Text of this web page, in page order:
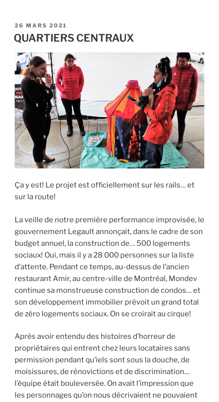
PUBLIÉ
LE
26 MARS 2021
QUARTIERS CENTRAUX
Ça y est! Le projet est officiellement sur les rails… et
sur la route!
La veille de notre première performance improvisée, le
gouvernement Legault annonçait, dans le cadre de son
budget annuel, la construction de… 500 logements
sociaux! Oui, mais il y a 28 000 personnes sur la liste
d’attente. Pendant ce temps, au-dessus de l’ancien
restaurant Amir, au centre-ville de Montréal, Mondev
continue sa monstrueuse construction de condos… et
son développement immobilier prévoit un grand total
de zéro logements sociaux. On se croirait au cirque!
Après avoir entendu des histoires d’horreur de
propriétaires qui entrent chez leurs locataires sans
permission pendant qu’iels sont sous la douche, de
moisissures, de rénovictions et de discrimination…
l’équipe était bouleversée. On avait l’impression que
les personnages qu’on nous décrivaient ne pouvaient